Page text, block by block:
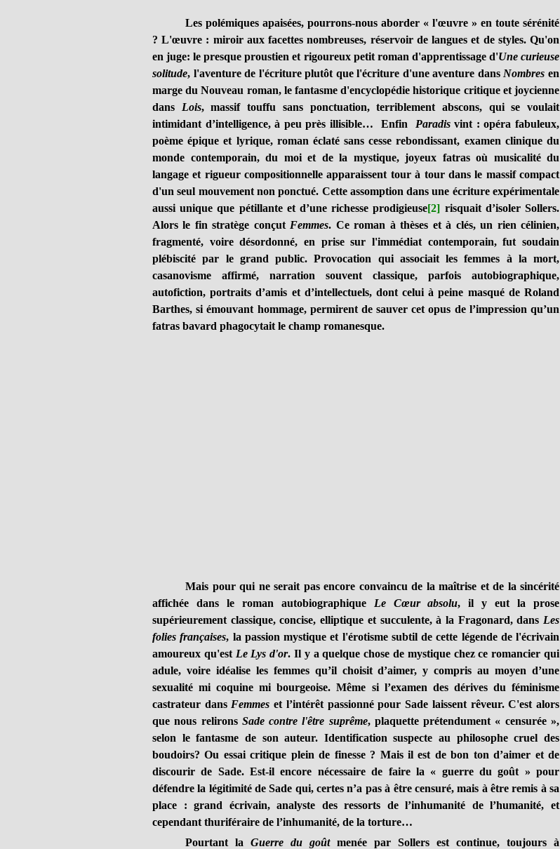
Les polémiques apaisées, pourrons-nous aborder « l'œuvre » en toute sérénité
? L'œuvre : miroir aux facettes nombreuses, réservoir de langues et de styles. Qu'on
en juge: le presque proustien et rigoureux petit roman d'apprentissage d'Une curieuse
solitude, l'aventure de l'écriture plutôt que l'écriture d'une aventure dans Nombres en
marge du Nouveau roman, le fantasme d'encyclopédie historique critique et joycienne
dans Lois, massif touffu sans ponctuation, terriblement abscons, qui se voulait
intimidant d’intelligence, à peu près illisible… Enfin Paradisvint : opéra fabuleux,
poème épique et lyrique, roman éclaté sans cesse rebondissant, examen clinique du
monde contemporain, du moi et de la mystique, joyeux fatras où musicalité du
langage et rigueur compositionnelle apparaissent tour à tour dans le massif compact
d'un seul mouvement non ponctué. Cette assomption dans une écriture expérimentale
aussi unique que pétillante et d’une richesse prodigieuse[2] risquait d’isoler Sollers.
Alors le fin stratège conçut Femmes. Ce roman à thèses et à clés, un rien célinien,
fragmenté, voire désordonné, en prise sur l'immédiat contemporain, fut soudain
plébiscité par le grand public. Provocation qui associait les femmes à la mort,
casanovisme affirmé, narration souvent classique, parfois autobiographique,
autofiction, portraits d’amis et d’intellectuels, dont celui à peine masqué de Roland
Barthes, si émouvant hommage, permirent de sauver cet opus de l’impression qu’un
fatras bavard phagocytait le champ romanesque.
Mais pour qui ne serait pas encore convaincu de la maîtrise et de la sincérité
affichée dans le roman autobiographique Le Cœur absolu, il y eut la prose
supérieurement classique, concise, elliptique et succulente, à la Fragonard, dans Les
folies françaises, la passion mystique et l'érotisme subtil de cette légende de l'écrivain
amoureux qu'est Le Lys d'or. Il y a quelque chose de mystique chez ce romancier qui
adule, voire idéalise les femmes qu’il choisit d’aimer, y compris au moyen d’une
sexualité mi coquine mi bourgeoise. Même si l’examen des dérives du féminisme
castrateur dans Femmes et l’intérêt passionné pour Sade laissent rêveur. C'est alors
que nous relirons Sade contre l'être suprême, plaquette prétendument « censurée »,
selon le fantasme de son auteur. Identification suspecte au philosophe cruel des
boudoirs? Ou essai critique plein de finesse ? Mais il est de bon ton d’aimer et de
discourir de Sade. Est-il encore nécessaire de faire la « guerre du goût » pour
défendre la légitimité de Sade qui, certes n’a pas à être censuré, mais à être remis à sa
place : grand écrivain, analyste des ressorts de l’inhumanité de l’humanité, et
cependant thuriféraire de l’inhumanité, de la torture…
Pourtant laGuerre du goûtmenée par Sollers est continue, toujours à